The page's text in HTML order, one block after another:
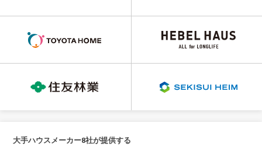
大手ハウスメーカー8社が提供する